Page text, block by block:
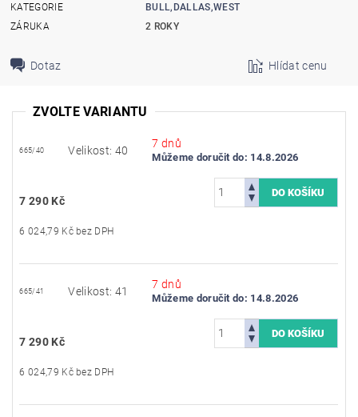
KATEGORIE
BULL,DALLAS,WEST
ZÁRUKA
2 ROKY
Dotaz Hlídat cenu
ZVOLTE VARIANTU
665/40 Velikost: 40
7 dnů
Můžeme doručit do: 14.8.2026
7 290 Kč
6 024,79 Kč bez DPH
665/41 Velikost: 41
7 dnů
Můžeme doručit do: 14.8.2026
7 290 Kč
6 024,79 Kč bez DPH